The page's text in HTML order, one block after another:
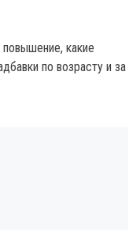
какие
по возрасту и за